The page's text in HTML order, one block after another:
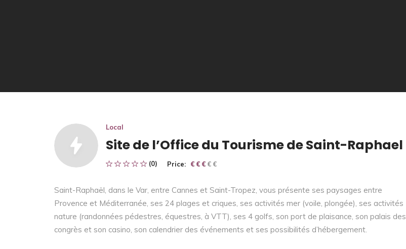
Local
Site de l’Office du Tourisme de Saint-Raphael
(0) Price: € € € € €
€ € €
Saint-Raphaël, dans le Var, entre Cannes et Saint-Tropez, vous présente ses paysages entre
Provence et Méditerranée, ses 24 plages et criques, ses activités mer (voile, plongée), ses activités
nature (randonnées pédestres, équestres, à VTT), ses 4 golfs, son port de plaisance, son palais des
congrès et son casino, son calendrier des événements et ses possibilités d’hébergement.